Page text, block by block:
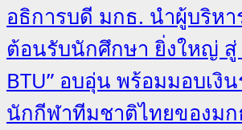
อธิการบดี มกธ. นำผู้บริห
ต้อนรับนักศึกษา ยิ่งใหญ่ สู่
BTU” อบอุ่น พร้อมมอบเงิ
นักกีฬาทีมชาติไทยของมก